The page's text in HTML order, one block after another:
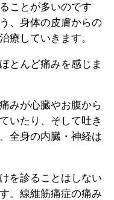
ことが多いのです
、身体の皮膚からの
療していきます。
とんど痛みを感じま
みが心臓やお腹から
いたり、そして吐き
全身の内臓・神経は
を診ることはしない
。線維筋痛症の痛み